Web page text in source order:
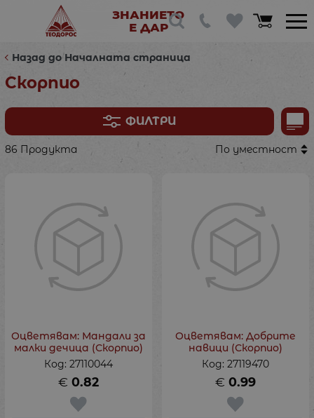
ЗНАНИЕТО
Е ДАР
Назад до Началната страница
Скорпио
ФИЛТРИ
86 Продукта По уместност
Оцветявам: Мандали за
малки дечица (Скорпио)
Код: 27110044
0.82
€
Оцветявам: Добрите
навици (Скорпио)
Код: 27119470
0.99
€